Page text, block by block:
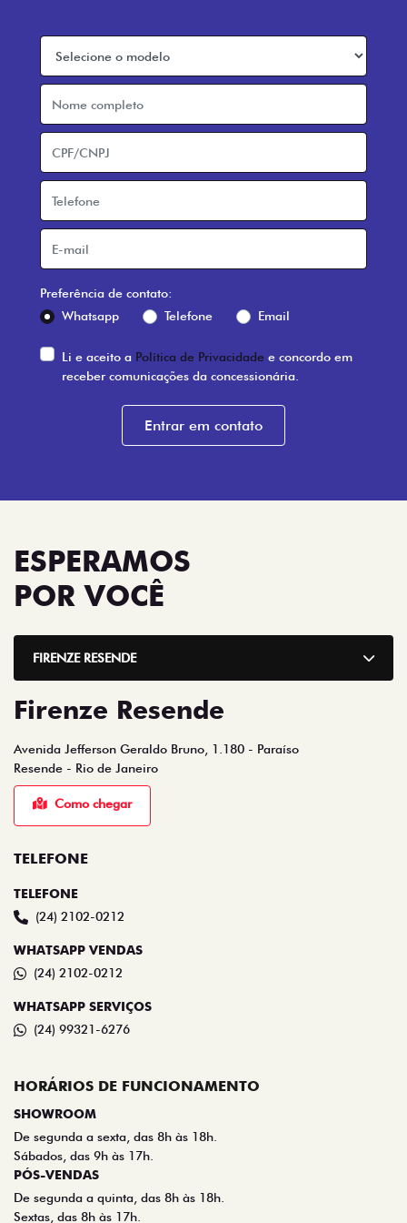
Preferência de contato:
Whatsapp
Telefone Email
Li e aceito a Política de Privacidade e concordo em
receber comunicações da concessionária.
Entrar em contato
ESPERAMOS
POR VOCÊ
FIRENZE RESENDE
Firenze Resende
Avenida Jefferson Geraldo Bruno, 1.180 - Paraíso
Resende - Rio de Janeiro
Como chegar
TELEFONE
TELEFONE
(24) 2102-0212
WHATSAPP VENDAS
(24) 2102-0212
WHATSAPP SERVIÇOS
(24) 99321-6276
HORÁRIOS DE FUNCIONAMENTO
SHOWROOM
De segunda a sexta, das 8h às 18h.
Sábados, das 9h às 17h.
PÓS-VENDAS
De segunda a quinta, das 8h às 18h.
Sextas, das 8h às 17h.